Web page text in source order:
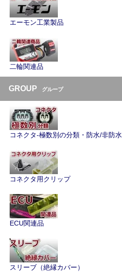
エーモン工業製品
二輪関連品
GROUP グループ
コネクタ-極数別の分類・防水/非防水
コネクタ用クリップ
ECU関連品
スリーブ（絶縁カバー）